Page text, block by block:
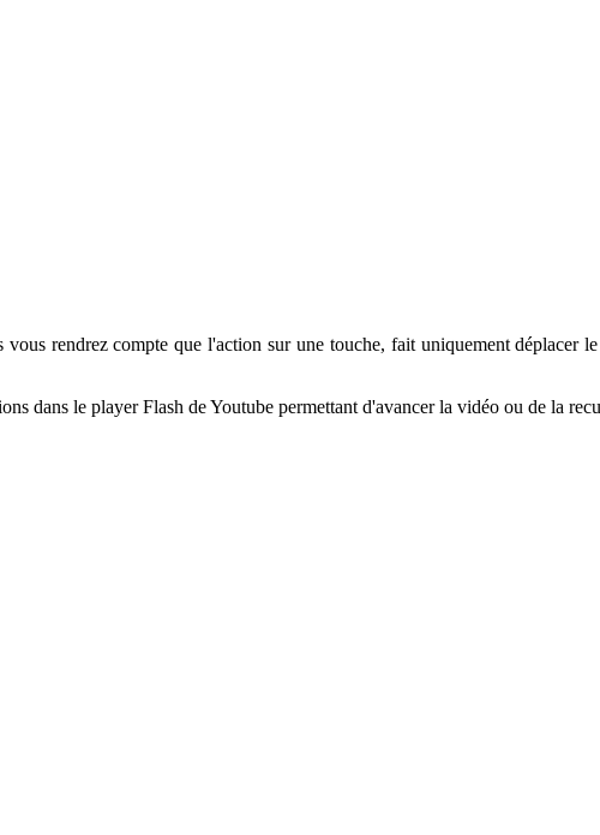
rendrez compte que l'action sur une touche, fait uniquement déplacer
dans le player Flash de Youtube permettant d'avancer la vidéo ou de la